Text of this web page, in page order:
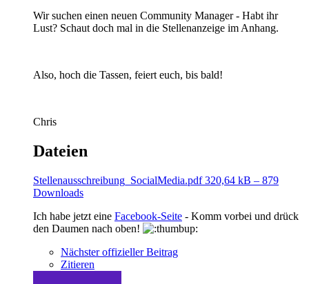
Wir suchen einen neuen Community Manager - Habt ihr
Lust? Schaut doch mal in die Stellenanzeige im Anhang.
Also, hoch die Tassen, feiert euch, bis bald!
Chris
Dateien
Stellenausschreibung_SocialMedia.pdf 320,64 kB – 879
Downloads
Ich habe jetzt eine Facebook-Seite - Komm vorbei und drück
den Daumen nach oben!
Nächster offizieller Beitrag
Zitieren